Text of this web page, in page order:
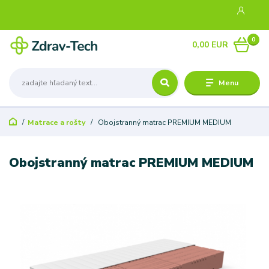
Menu
0
0,00 EUR
Matrace a rošty Obojstranný matrac PREMIUM MEDIUM
Obojstranný matrac PREMIUM MEDIUM